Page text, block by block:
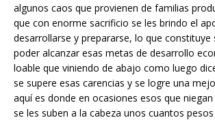
algunos caos que provienen de familias
que con enorme sacrificio se les brindo el
desarrollarse y prepararse, lo que constituye
poder alcanzar esas metas de desarrollo
loable que viniendo de abajo como luego
se supere esas carencias y se logre una
aquí es donde en ocasiones esos que
se les suben a la cabeza unos cuantos